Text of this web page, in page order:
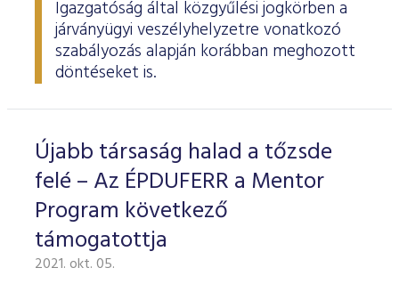
Igazgatóság által közgyűlési jogkörben a
járványügyi veszélyhelyzetre vonatkozó
szabályozás alapján korábban meghozott
döntéseket is.
Újabb társaság halad a tőzsde
felé – Az ÉPDUFERR a Mentor
Program következő
támogatottja
2021. okt. 05.